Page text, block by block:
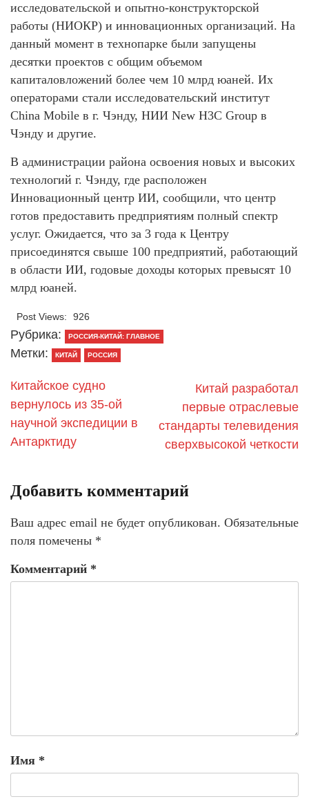
исследовательской и опытно-конструкторской
работы (НИОКР) и инновационных организаций. На
данный момент в технопарке были запущены
десятки проектов с общим объемом
капиталовложений более чем 10 млрд юаней. Их
операторами стали исследовательский институт
China Mobile в г. Чэнду, НИИ New H3C Group в
Чэнду и другие.
В администрации района освоения новых и высоких
технологий г. Чэнду, где расположен
Инновационный центр ИИ, сообщили, что центр
готов предоставить предприятиям полный спектр
услуг. Ожидается, что за 3 года к Центру
присоединятся свыше 100 предприятий, работающий
в области ИИ, годовые доходы которых превысят 10
млрд юаней.
Post Views: 926
Рубрика: РОССИЯ-КИТАЙ: ГЛАВНОЕ
Метки: КИТАЙ РОССИЯ
Китайское судно
вернулось из 35-ой
научной экспедиции в
Антарктиду
Китай разработал
первые отраслевые
стандарты телевидения
сверхвысокой четкости
Добавить комментарий
Ваш адрес email не будет опубликован. Обязательные
поля помечены *
Комментарий *
Имя *